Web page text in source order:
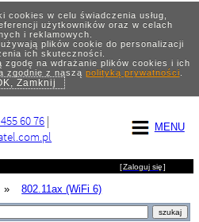
cookies w celu świadczenia usług,
użytkowników oraz w celach
i reklamowych.
plików cookie do personalizacji
ich skuteczności.
zgodę na wdrażanie plików cookies i ich
zgodnie z naszą polityką prywatności.
Zamknij
MENU
60 76 |
[Zaloguj się]
» 802.11ax (WiFi 6)